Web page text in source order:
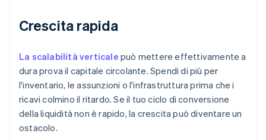
Crescita rapida
La scalabilità verticale può mettere effettivamente a
dura prova il capitale circolante. Spendi di più per
l'inventario, le assunzioni o l'infrastruttura prima che i
ricavi colmino il ritardo. Se il tuo ciclo di conversione
della liquidità non è rapido, la crescita può diventare un
ostacolo.